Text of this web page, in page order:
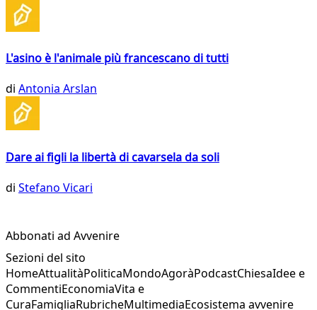
L'asino è l'animale più francescano di tutti
di Antonia Arslan
Dare ai figli la libertà di cavarsela da soli
di Stefano Vicari
Abbonati ad Avvenire
Sezioni del sito
HomeAttualitàPoliticaMondoAgoràPodcastChiesaIdee e
CommentiEconomiaVita e
CuraFamigliaRubricheMultimediaEcosistema avvenire